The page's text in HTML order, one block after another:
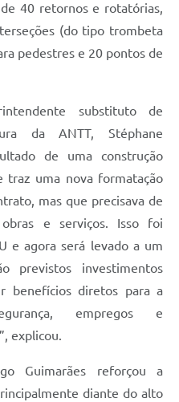
40 retornos e rotatórias,
(do tipo trombeta
pedestres e 20 pontos de
substituto de
da ANTT, Stéphane
de uma construção
traz uma nova formatação
mas que precisava de
e serviços. Isso foi
e agora será levado a um
previstos investimentos
benefícios diretos para a
empregos e
explicou.
Guimarães reforçou a
diante do alto